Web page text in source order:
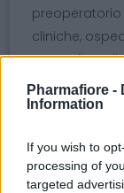
Pharmafiore -
Information
If you wish to
processing of
targeted
preoperatorio
cliniche,
spazzolino
paziente
una
Argomenti